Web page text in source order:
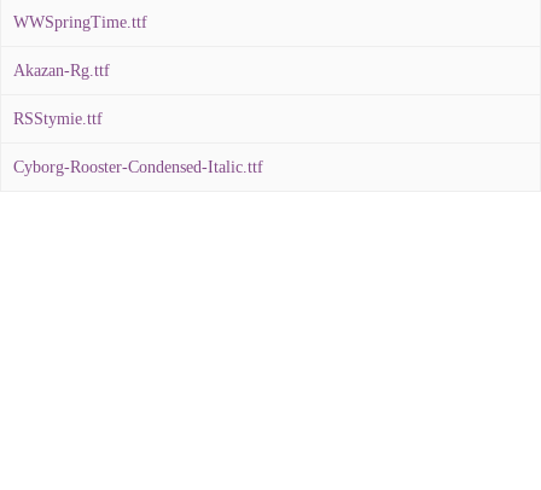
WWSpringTime.ttf
Akazan-Rg.ttf
RSStymie.ttf
Cyborg-Rooster-Condensed-Italic.ttf